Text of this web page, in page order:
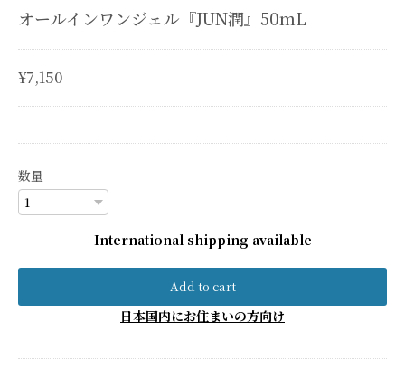
オールインワンジェル『JUN潤』50mL
¥7,150
数量
International shipping available
Add to cart
日本国内にお住まいの方向け